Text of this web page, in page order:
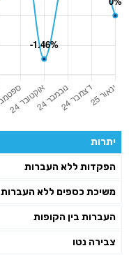
יתרות
הפקדות ללא העברות
משיכת כספים ללא העברות
העברות בין הקופות
צבירה נטו